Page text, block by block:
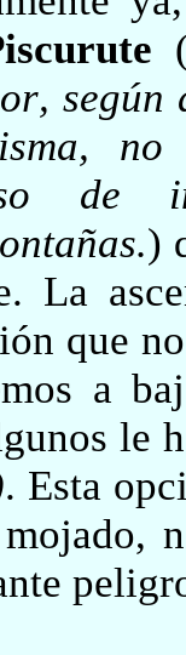
, según
no
de
ñas.)
La
que
a
le
. Esta